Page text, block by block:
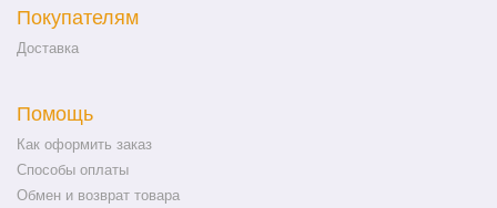
Покупателям
Доставка
Помощь
Как оформить заказ
Способы оплаты
Обмен и возврат товара